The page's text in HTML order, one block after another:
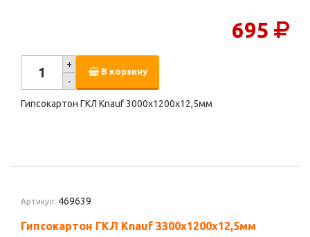
695
+
-
В корзину
Гипсокартон ГКЛ Knauf 3000х1200х12,5мм
Артикул: 469639
Гипсокартон ГКЛ Knauf 3300х1200х12,5мм